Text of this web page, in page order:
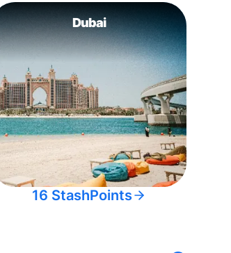
Dubai
16 StashPoints